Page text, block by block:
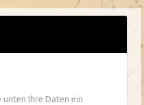
unten Ihre Daten ein